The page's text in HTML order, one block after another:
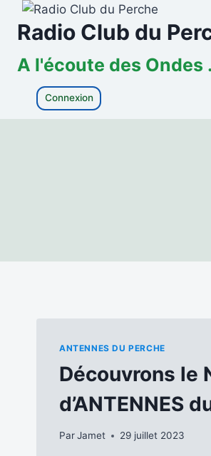
Aller
Radio Club du
A l'écoute des Ondes
Connexion
ANTENNES DU PERCHE
Découvrons le
d’ANTENNES
ParJamet 29 juillet 2023